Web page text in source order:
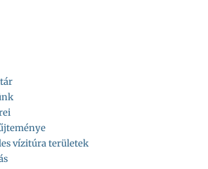
vízitúra területek